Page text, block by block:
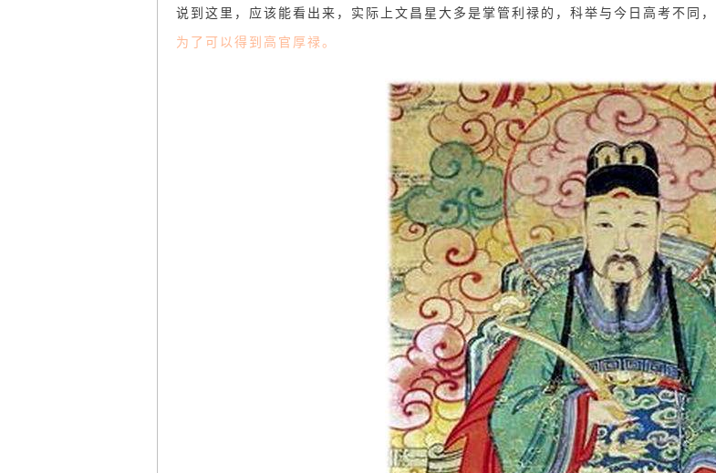
说到这里，应该能看出来，实际上文昌星大多是掌管利禄的，科举与今日高考不同，
为了可以得到高官厚禄。